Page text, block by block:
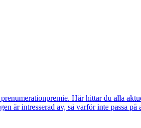
Här hittar du alla
är intresserad av, så varför inte passa